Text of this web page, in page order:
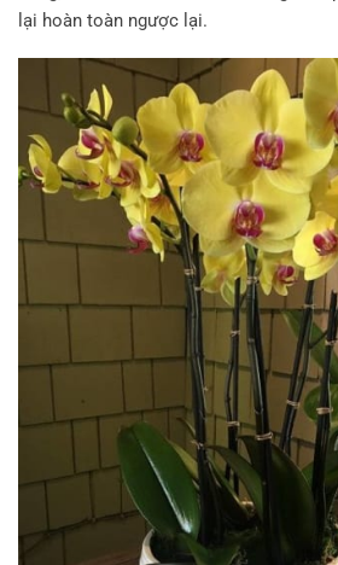
lại hoàn toàn ngược lại.